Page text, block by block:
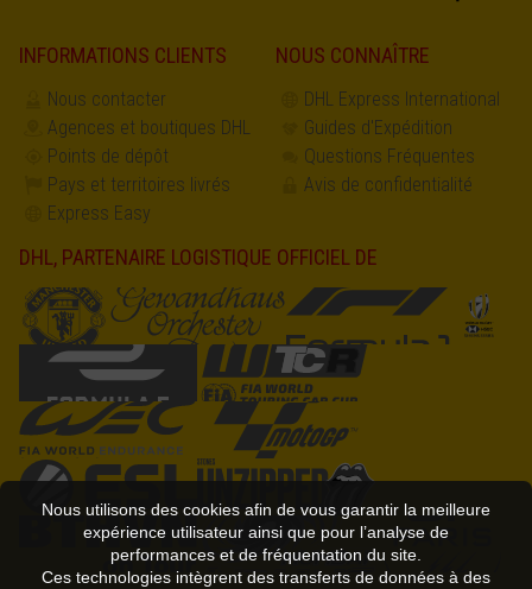
INFORMATIONS CLIENTS
Nous contacter
Agences et boutiques DHL
Points de dépôt
Pays et territoires livrés
Express Easy
NOUS CONNAÎTRE
DHL Express International
Guides d'Expédition
Questions Fréquentes
Avis de confidentialité
DHL, PARTENAIRE LOGISTIQUE OFFICIEL DE
Nous utilisons des cookies afin de vous garantir la meilleure
expérience utilisateur ainsi que pour l’analyse de
performances et de fréquentation du site.
Ces technologies intègrent des transferts de données à des